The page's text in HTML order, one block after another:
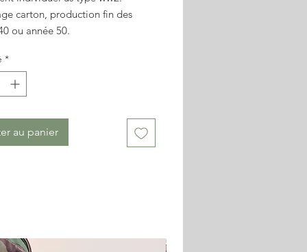
carton, production fin des
ou année 50.
contractuelles
*
au panier